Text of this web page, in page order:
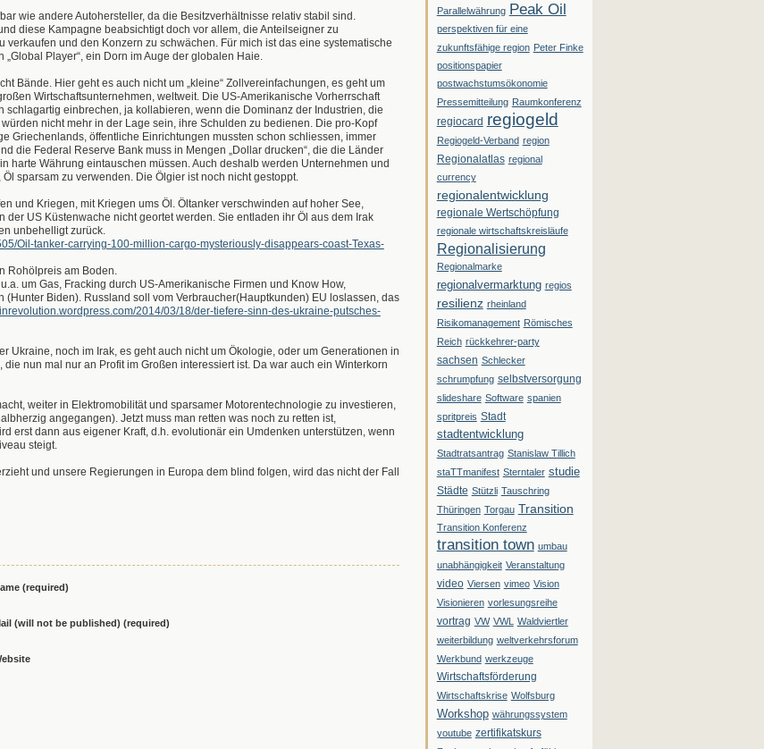
Parallelwährung Peak Oil
perspektiven für eine
zukunftsfähige region Peter Finke
positionspapier
postwachstumsökonomie
Pressemitteilung Raumkonferenz
regiocard regiogeld
Regiogeld-Verband region
Regionalatlas regional
currency
regionalentwicklung
regionale Wertschöpfung
regionale wirtschaftskreisläufe
Regionalisierung
Regionalmarke
regionalvermarktung regios
resilienz rheinland
Risikomanagement Römisches
Reich rückkehrer-party
sachsen Schlecker
schrumpfung selbstversorgung
slideshare Software spanien
spritpreis Stadt
stadtentwicklung
Stadtratsantrag Stanislaw Tillich
staTTmanifest Sterntaler studie
Städte Stützli Tauschring
Thüringen Torgau Transition
Transition Konferenz
transition town umbau
unabhängigkeit Veranstaltung
video Viersen vimeo Vision
Visionieren vorlesungsreihe
vortrag VW VWL Waldviertler
weiterbildung weltverkehrsforum
Werkbund werkzeuge
Wirtschaftsförderung
Wirtschaftskrise Wolfsburg
Workshop währungssystem
youtube zertifikatskurs
wie andere Autohersteller, da die Besitzverhältnisse relativ stabil sind.
diese Kampagne beabsichtigt doch vor allem, die Anteilseigner zu
und den Konzern zu schwächen. Für mich ist das eine systematische
Player“, ein Dorn im Auge der globalen Haie.
Bände. Hier geht es auch nicht um „kleine“ Zollvereinfachungen, es geht um
Wirtschaftsunternehmen, weltweit. Die US-Amerikanische Vorherrschaft
schlagartig einbrechen, ja kollabieren, wenn die Dominanz der Industrien, die
nicht mehr in der Lage sein, ihre Schulden zu bedienen. Die pro-Kopf
Griechenlands, öffentliche Einrichtungen mussten schon schliessen, immer
die Federal Reserve Bank muss in Mengen „Dollar drucken“, die die Länder
harte Währung eintauschen müssen. Auch deshalb werden Unternehmen und
sparsam zu verwenden. Die Ölgier ist noch nicht gestoppt.
und Kriegen, mit Kriegen ums Öl. Öltanker verschwinden auf hoher See,
US Küstenwache nicht geortet werden. Sie entladen ihr Öl aus dem Irak
unbehelligt zurück.
Oil-tanker-carrying-100-million-cargo-mysteriously-disappears-coast-Texas-
Rohölpreis am Boden.
um Gas, Fracking durch US-Amerikanische Firmen und Know How,
Biden). Russland soll vom Verbraucher(Hauptkunden) EU loslassen, das
2014/03/18/der-tiefere-sinn-des-ukraine-putsches-
Ukraine, noch im Irak, es geht auch nicht um Ökologie, oder um Generationen in
nun mal nur an Profit im Großen interessiert ist. Da war auch ein Winterkorn
weiter in Elektromobilität und sparsamer Motorentechnologie zu investieren,
angegangen). Jetzt muss man retten was noch zu retten ist,
erst dann aus eigener Kraft, d.h. evolutionär ein Umdenken unterstützen, wenn
steigt.
und unsere Regierungen in Europa dem blind folgen, wird das nicht der Fall
(required)
(will not be published) (required)